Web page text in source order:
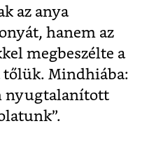
az anya
hanem az
megbeszélte a
tőlük. Mindhiába:
nyugtalanított